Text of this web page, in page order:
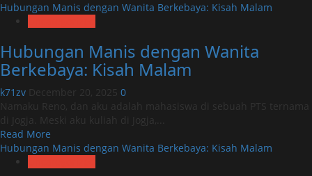
Hubungan Manis dengan Wanita Berkebaya: Kisah Malam
Hubungan Manis dengan Wanita
Berkebaya: Kisah Malam
k71zv December 20, 2025 0
Namaku Reno, dan aku adalah mahasiswa di sebuah PTS ternama
di Jogja. Meski aku kuliah di Jogja,...
Read More
more
Hubungan Manis dengan Wanita Berkebaya: Kisah Malam